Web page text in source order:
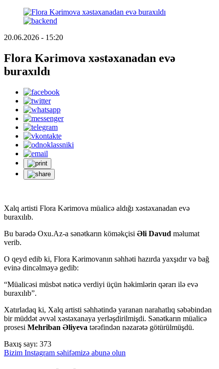
20.06.2026 - 15:20
Flora Kərimova xəstəxanadan evə
buraxıldı
Xalq artisti Flora Kərimova müalicə aldığı xəstəxanadan evə
buraxılıb.
Bu barədə Oxu.Az-a sənətkarın köməkçisi Əli Davud məlumat
verib.
O qeyd edib ki, Flora Kərimovanın səhhəti hazırda yaxşıdır və bağ
evinə dincəlməyə gedib:
“Müalicəsi müsbət nəticə verdiyi üçün həkimlərin qərarı ilə evə
buraxılıb”.
Xatırladaq ki, Xalq artisti səhhətində yaranan narahatlıq səbəbindən
bir müddət əvvəl xəstəxanaya yerləşdirilmişdi. Sənətkarın müalicə
prosesi Mehriban Əliyeva tərəfindən nəzarətə götürülmüşdü.
Baxış sayı: 373
Bizim Instagram səhifəmizə abunə olun